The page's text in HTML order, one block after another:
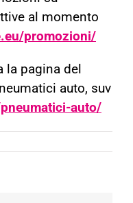
al momento
promozioni/
la pagina del
auto, suv
auto/